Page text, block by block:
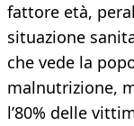
fattore età,
situazione
che vede la
malnutrizione,
l’80% delle